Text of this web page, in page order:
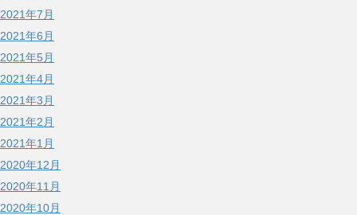
2021年7月
2021年6月
2021年5月
2021年4月
2021年3月
2021年2月
2021年1月
2020年12月
2020年11月
2020年10月